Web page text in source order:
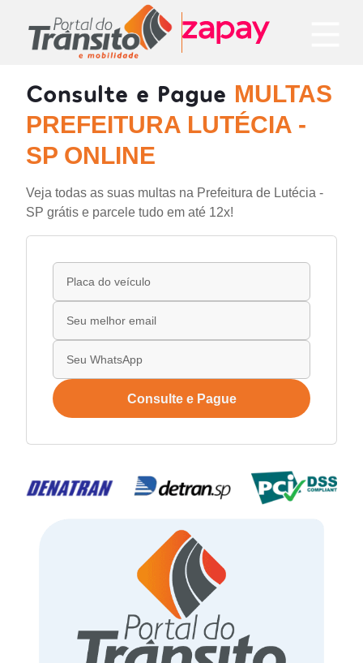
Consulte e Pague MULTAS
PREFEITURA LUTÉCIA -
SP ONLINE
Veja todas as suas multas na Prefeitura de Lutécia -
SP grátis e parcele tudo em até 12x!
Consulte e Pague